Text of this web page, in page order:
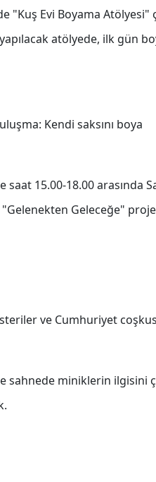
"Kuş Evi Boyama
atölyede, ilk gün
Kendi saksını boya
saat 15.00-18.00 arasında
Geleceğe"
ve Cumhuriyet
sahnede miniklerin ilgisini